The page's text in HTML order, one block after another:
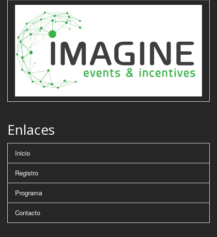
Enlaces
Inicio
Registro
Programa
Contacto